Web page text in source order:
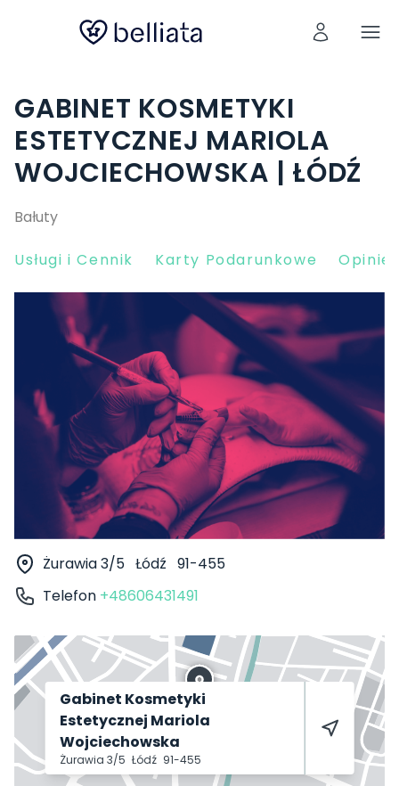
GABINET KOSMETYKI
ESTETYCZNEJ MARIOLA
WOJCIECHOWSKA | ŁÓDŹ
Bałuty
Usługi i Cennik Karty Podarunkowe Opinie
Żurawia 3/5 Łódź 91-455
Telefon +48606431491
Gabinet Kosmetyki
Estetycznej Mariola
Wojciechowska
Żurawia 3/5 Łódź 91-455